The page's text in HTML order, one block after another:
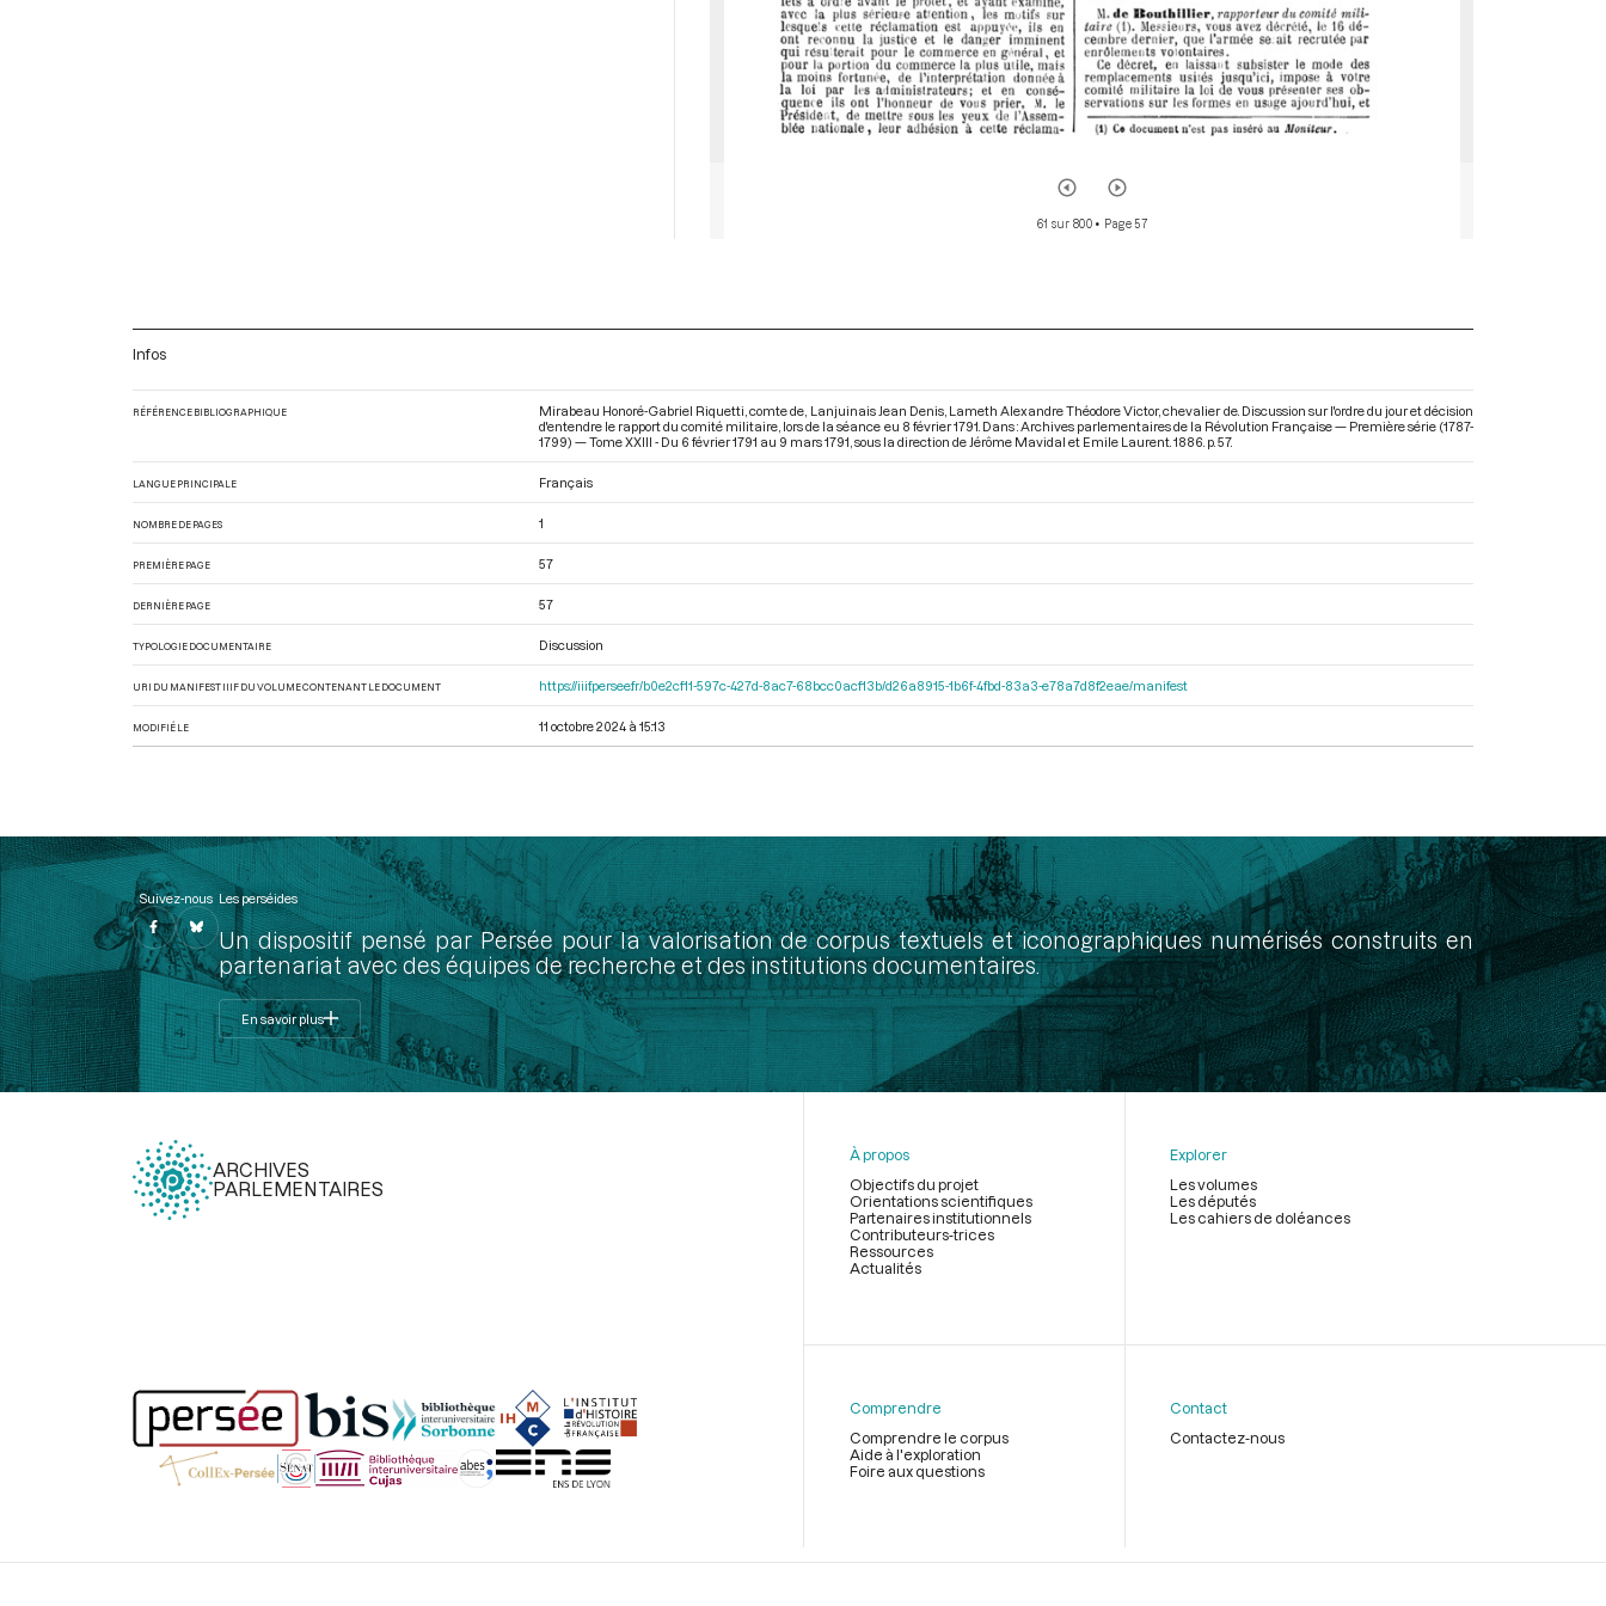
61 sur 800• Page 57
Infos
RÉFÉRENCE BIBLIOGRAPHIQUE
Mirabeau Honoré-Gabriel Riquetti, comte de, Lanjuinais Jean Denis, Lameth Alexandre Théodore Victor, chevalier de. Discussion sur l'ordre du jour et décision
d'entendre le rapport du comité militaire, lors de la séance eu 8 février 1791. Dans : Archives parlementaires de la Révolution Française — Première série (1787-
1799) — Tome XXIII - Du 6 février 1791 au 9 mars 1791 , sous la direction de Jérôme Mavidal et Emile Laurent. 1886. p. 57.
LANGUE PRINCIPALE Français
NOMBRE DE PAGES 1
PREMIÈRE PAGE 57
DERNIÈRE PAGE 57
TYPOLOGIE DOCUMENTAIRE Discussion
URI DU MANIFEST IIIF DU VOLUME CONTENANT LE DOCUMENT https://iiif.persee.fr/b0e2cf11-597c-427d-8ac7-68bcc0acf13b/d26a8915-1b6f-4fbd-83a3-e78a7d8f2eae/manifest
MODIFIÉ LE 11 octobre 2024 à 15:13
Suivez-nous Les perséides
Un dispositif pensé par Persée pour la valorisation de corpus textuels et iconographiques numérisés construits en
partenariat avec des équipes de recherche et des institutions documentaires.
En savoir plus
ARCHIVES
PARLEMENTAIRES
page
À propos
Objectifs du projet
Orientations scientifiques
Partenaires institutionnels
Contributeurs-trices
Ressources
Actualités
Explorer
Les volumes
Les députés
Les cahiers de doléances
Comprendre
Comprendre le corpus
Aide à l'exploration
Foire aux questions
Contact
Contactez-nous
Légal